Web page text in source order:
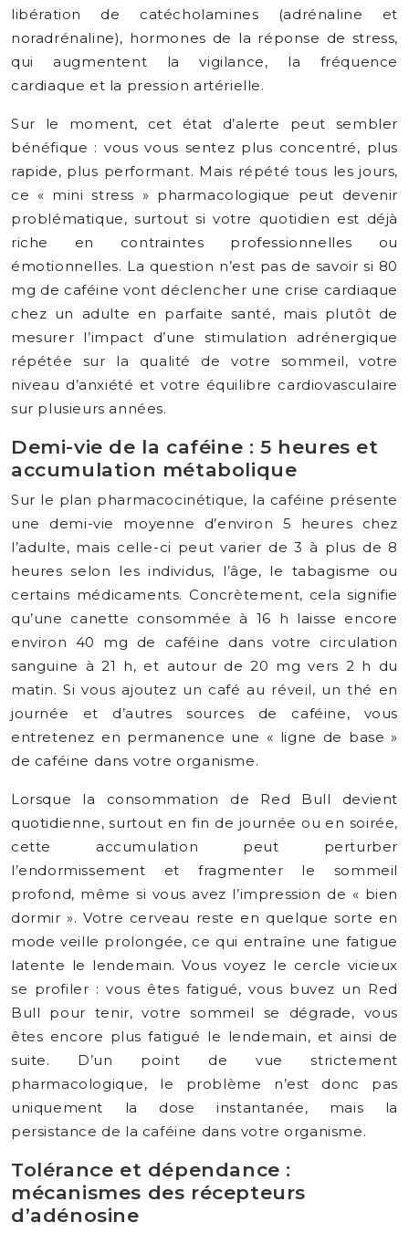
libération de catécholamines (adrénaline et
noradrénaline), hormones de la réponse de stress,
qui augmentent la vigilance, la fréquence
cardiaque et la pression artérielle.
Sur le moment, cet état d’alerte peut sembler
bénéfique : vous vous sentez plus concentré, plus
rapide, plus performant. Mais répété tous les jours,
ce « mini stress » pharmacologique peut devenir
problématique, surtout si votre quotidien est déjà
riche en contraintes professionnelles ou
émotionnelles. La question n’est pas de savoir si 80
mg de caféine vont déclencher une crise cardiaque
chez un adulte en parfaite santé, mais plutôt de
mesurer l’impact d’une stimulation adrénergique
répétée sur la qualité de votre sommeil, votre
niveau d’anxiété et votre équilibre cardiovasculaire
sur plusieurs années.
Demi-vie de la caféine : 5 heures et
accumulation métabolique
Sur le plan pharmacocinétique, la caféine présente
une demi-vie moyenne d’environ 5 heures chez
l’adulte, mais celle-ci peut varier de 3 à plus de 8
heures selon les individus, l’âge, le tabagisme ou
certains médicaments. Concrètement, cela signifie
qu’une canette consommée à 16 h laisse encore
environ 40 mg de caféine dans votre circulation
sanguine à 21 h, et autour de 20 mg vers 2 h du
matin. Si vous ajoutez un café au réveil, un thé en
journée et d’autres sources de caféine, vous
entretenez en permanence une « ligne de base »
de caféine dans votre organisme.
Lorsque la consommation de Red Bull devient
quotidienne, surtout en fin de journée ou en soirée,
cette accumulation peut perturber
l’endormissement et fragmenter le sommeil
profond, même si vous avez l’impression de « bien
dormir ». Votre cerveau reste en quelque sorte en
mode veille prolongée, ce qui entraîne une fatigue
latente le lendemain. Vous voyez le cercle vicieux
se profiler : vous êtes fatigué, vous buvez un Red
Bull pour tenir, votre sommeil se dégrade, vous
êtes encore plus fatigué le lendemain, et ainsi de
suite. D’un point de vue strictement
pharmacologique, le problème n’est donc pas
uniquement la dose instantanée, mais la
persistance de la caféine dans votre organisme.
Tolérance et dépendance :
mécanismes des récepteurs
d’adénosine